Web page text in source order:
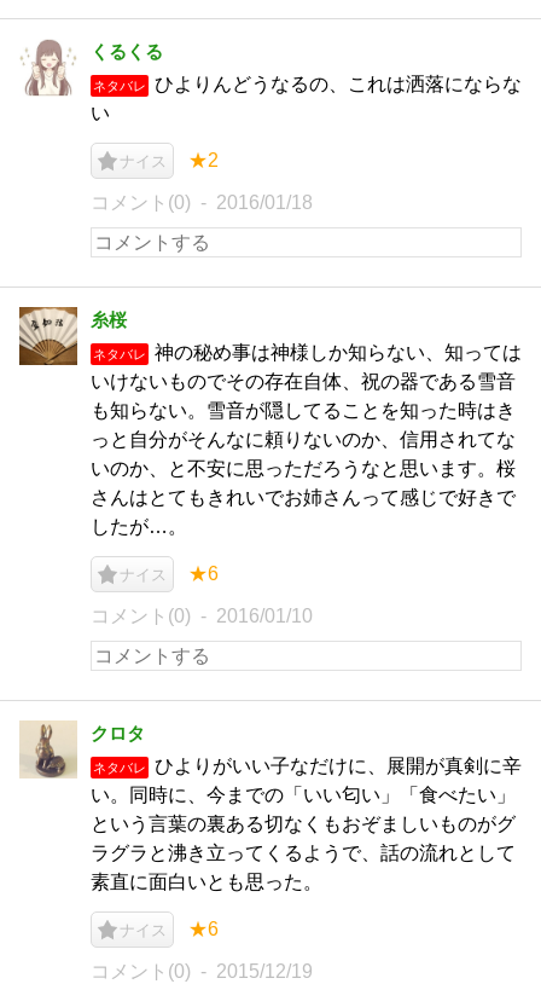
くるくる
ネタバレ
ひよりんどうなるの、これは洒落にならな
い
ナイス ★2
コメント(0) 2016/01/18
糸桜
ネタバレ
神の秘め事は神様しか知らない、知っては
いけないものでその存在自体、祝の器である雪音
も知らない。雪音が隠してることを知った時はき
っと自分がそんなに頼りないのか、信用されてな
いのか、と不安に思っただろうなと思います。桜
さんはとてもきれいでお姉さんって感じで好きで
したが…。
ナイス ★6
コメント(0) 2016/01/10
クロタ
ネタバレ
ひよりがいい子なだけに、展開が真剣に辛
い。同時に、今までの「いい匂い」「食べたい」
という言葉の裏ある切なくもおぞましいものがグ
ラグラと沸き立ってくるようで、話の流れとして
素直に面白いとも思った。
ナイス ★6
コメント(0) 2015/12/19